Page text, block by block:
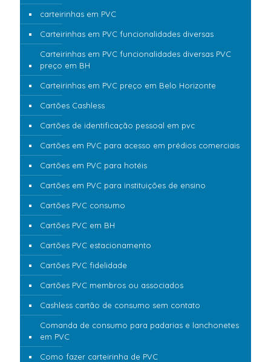
carteirinhas em PVC
Carteirinhas em PVC funcionalidades diversas
Carteirinhas em PVC funcionalidades diversas PVC
preço em BH
Carteirinhas em PVC preço em Belo Horizonte
Cartões Cashless
Cartões de identificação pessoal em pvc
Cartões em PVC para acesso em prédios comerciais
Cartões em PVC para hotéis
Cartões em PVC para instituições de ensino
Cartões PVC consumo
Cartões PVC em BH
Cartões PVC estacionamento
Cartões PVC fidelidade
Cartões PVC membros ou associados
Cashless cartão de consumo sem contato
Comanda de consumo para padarias e lanchonetes
em PVC
Como fazer carteirinha de PVC